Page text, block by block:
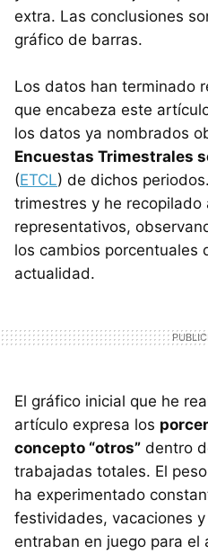
extra. Las conclusiones
gráfico de barras.
Los datos han terminado
que encabeza este
los datos ya nombrados
Encuestas Trimestrales
(ETCL) de dichos
trimestres y he recopilado
representativos,
los cambios porcentuales
actualidad.
El gráfico inicial que he
artículo expresa los
concepto “otros” dentro
trabajadas totales. El
ha experimentado
festividades, vacaciones
entraban en juego para el